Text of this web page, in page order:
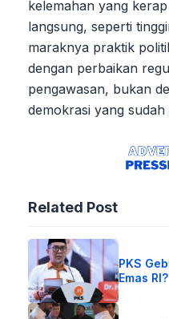
kelemahan yang
langsung, seperti
maraknya praktik
dengan perbaikan
pengawasan, bukan
demokrasi yang sudah
Related Post
PKS
Emas RI?